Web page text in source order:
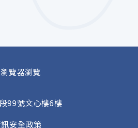
覽器瀏覽
99號文心樓6樓
安全政策